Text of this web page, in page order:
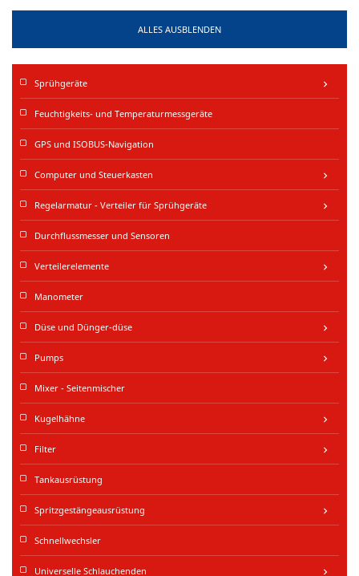
ALLES AUSBLENDEN
Sprühgeräte keyboard_arrow_right
Feuchtigkeits- und Temperaturmessgeräte
GPS und ISOBUS-Navigation
Computer und Steuerkasten keyboard_arrow_right
Regelarmatur - Verteiler für Sprühgeräte keyboard_arrow_right
Durchflussmesser und Sensoren
Verteilerelemente keyboard_arrow_right
Manometer
Düse und Dünger-düse keyboard_arrow_right
Pumps keyboard_arrow_right
Mixer - Seitenmischer
Kugelhähne keyboard_arrow_right
Filter keyboard_arrow_right
Tankausrüstung
Spritzgestängeausrüstung keyboard_arrow_right
Schnellwechsler
Universelle Schlauchenden keyboard_arrow_right